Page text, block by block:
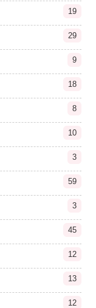
19
29
9
18
8
10
3
59
3
45
12
13
12